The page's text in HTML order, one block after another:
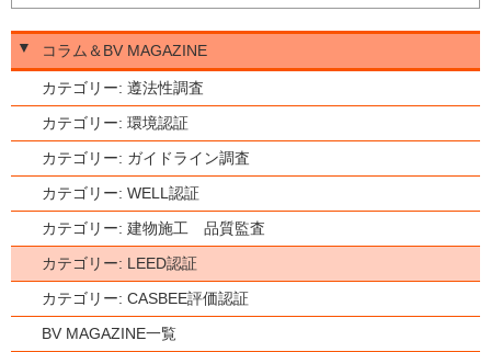
▼ コラム＆BV MAGAZINE
カテゴリー: 遵法性調査
カテゴリー: 環境認証
カテゴリー: ガイドライン調査
カテゴリー: WELL認証
カテゴリー: 建物施工 品質監査
カテゴリー: LEED認証
カテゴリー: CASBEE評価認証
BV MAGAZINE一覧